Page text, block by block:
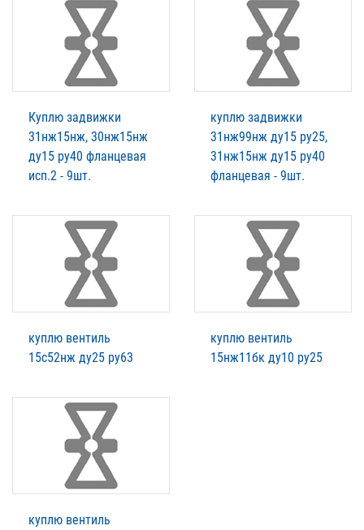
Куплю задвижки
31нж15нж, 30нж15нж
ду15 ру40 фланцевая
исп.2 - 9шт.
куплю задвижки
31нж99нж ду15 ру25,
31нж15нж ду15 ру40
фланцевая - 9шт.
куплю вентиль
15с52нж ду25 ру63
куплю вентиль
15нж11бк ду10 ру25
куплю вентиль